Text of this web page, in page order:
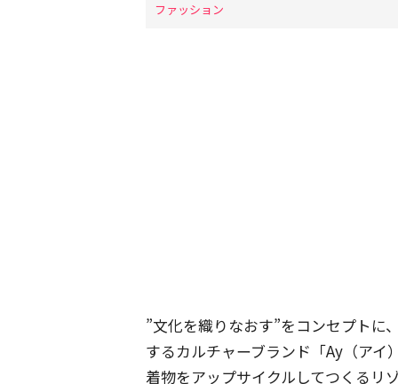
ファッション
”文化を織りなおす”をコンセプトに
するカルチャーブランド「Ay（ア
着物をアップサイクルしてつくるリ